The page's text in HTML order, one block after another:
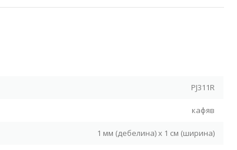
PJ311R
кафяв
1 мм (дебелина) х 1 см (ширина)